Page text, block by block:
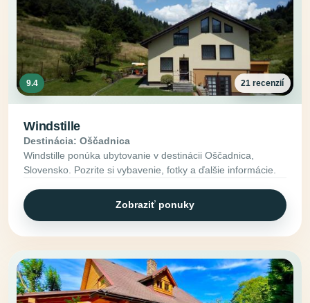
9.4 21 recenzií
Windstille
Destinácia: Oščadnica
Windstille ponúka ubytovanie v destinácii Oščadnica,
Slovensko. Pozrite si vybavenie, fotky a ďalšie informácie.
Zobraziť ponuky